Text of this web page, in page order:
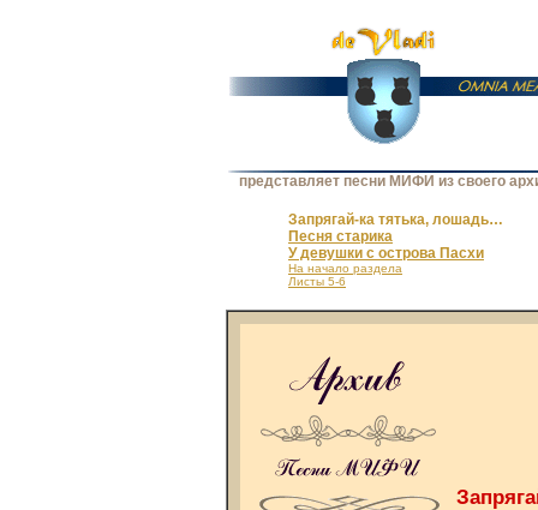
представляет песни МИФИ из своего
Запрягай-ка тятька, лошадь…
Песня старика
У девушки с острова Пасхи
На начало раздела
Листы 5-6